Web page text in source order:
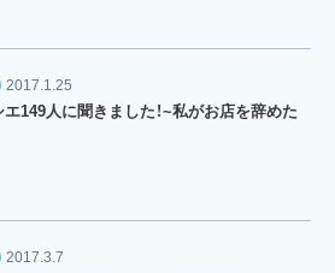
2017.1.25
149人に聞きました！~私がお店を辞めた
2017.3.7